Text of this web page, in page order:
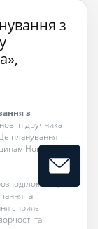
з
з
підручника
планування
Нової
тем,
та
сприяє
та